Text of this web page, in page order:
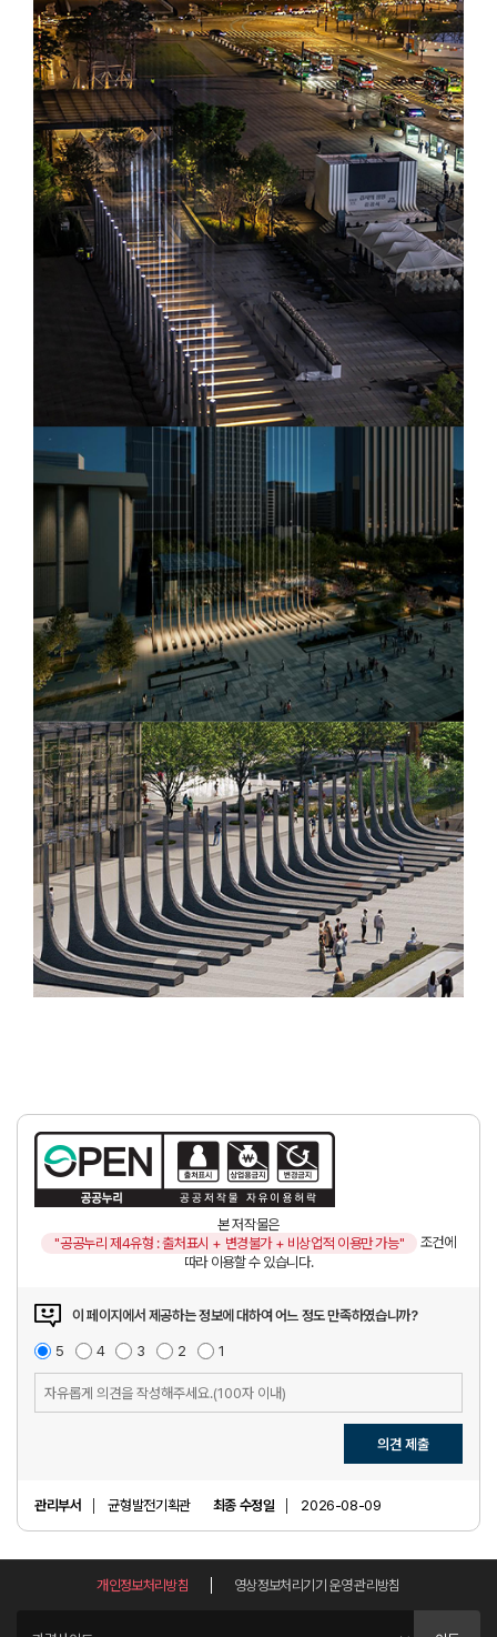
본 저작물은
"공공누리 제4유형 : 출처표시 + 변경불가 + 비상업적 이용만 가능"
조건에
따라 이용할 수 있습니다.
이 페이지에서 제공하는 정보에 대하여 어느 정도 만족하였습니까?
매
만
족
5 점
만
4점
보
3 점
불
족
2 점
매
불
만
족
1
의
견
의견 제출
관리부서 균형발전기획관 최종 수정일 2026-08-09
개인정보처리방침
영상정보처리기기 운영 관리방침